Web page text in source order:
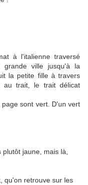
à l'italienne traversé
grande ville jusqu'à la
la petite fille à travers
au trait, le trait délicat
sont vert. D'un vert
jaune, mais là,
qu'on retrouve sur les